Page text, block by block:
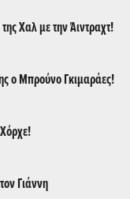
Χαλ με την Άιντραχτ!
ο Μπρούνο Γκιμαράες!
Γιάννη